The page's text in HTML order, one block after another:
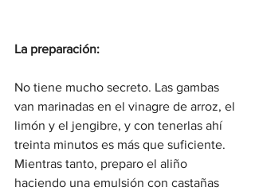
La preparación:
No tiene mucho secreto. Las gambas
van marinadas en el vinagre de arroz, el
limón y el jengibre, y con tenerlas ahí
treinta minutos es más que suficiente.
Mientras tanto, preparo el aliño
haciendo una emulsión con castañas